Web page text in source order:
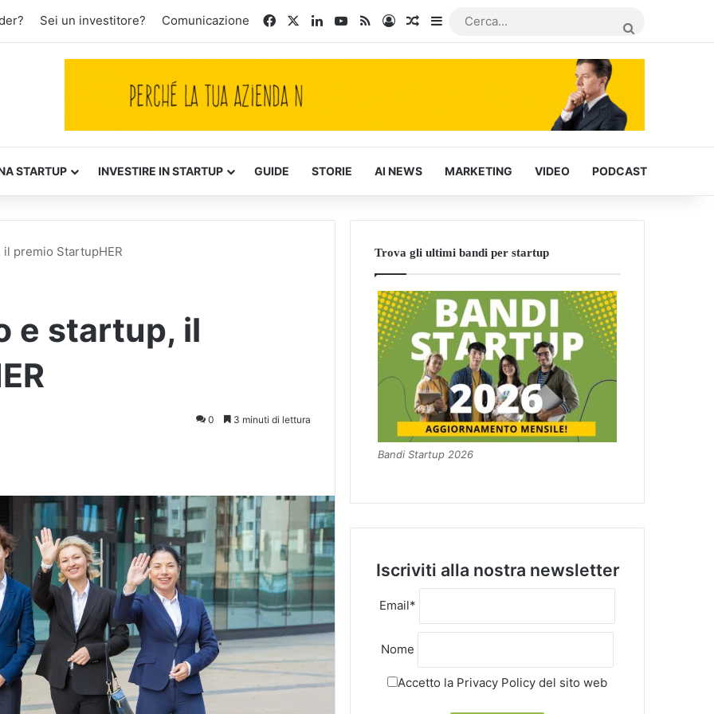
Sei un investitore? Comunicazione FacebookLinkedInYou Tube
RSSAccediArticoli Casuali
Barra laterale
STARTUP INVESTIRE IN STARTUP GUIDE STORIE AI NEWS MARKETING VIDEO PODCAST
premio StartupHER
e startup, il
0 3 minuti di lettura
Trova gli ultimi bandi per startup
Bandi Startup 2026
Iscriviti alla nostra newsletter
Email*
Nome
Accetto la Privacy Policy del sito web